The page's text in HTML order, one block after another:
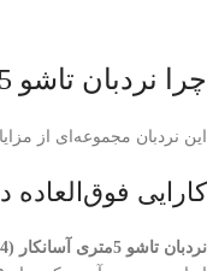
چرا نردبان تاشو 5متری آسانکار (4تکه) یک انتخاب هوشمندانه است؟
این نردبان مجموعه‌ای از
کارایی فوق‌العاده
نردبان تاشو 5متری آسانکار (4تکه)